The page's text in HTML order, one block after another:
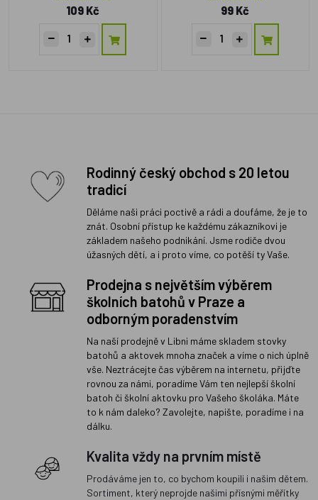
109 Kč 99 Kč
Rodinný český obchod s 20 letou
tradicí
Děláme naši práci poctivě a rádi a doufáme, že je to
znát. Osobní přístup ke každému zákazníkovi je
základem našeho podnikání. Jsme rodiče dvou
úžasných dětí, a i proto víme, co potěší ty Vaše.
Prodejna s největším výběrem
školních batohů v Praze a
odborným poradenstvím
Na naší prodejně v Libni máme skladem stovky
batohů a aktovek mnoha značek a víme o nich úplně
vše. Neztrácejte čas výběrem na internetu, přijďte
rovnou za námi, poradíme Vám ten nejlepší školní
batoh či školní aktovku pro Vašeho školáka. Máte
to k nám daleko? Zavolejte, napište, poradíme i na
dálku.
Kvalita vždy na prvním místě
Prodáváme jen to, co bychom koupili i našim dětem.
Sortiment, který neprojde našimi přísnými měřítky